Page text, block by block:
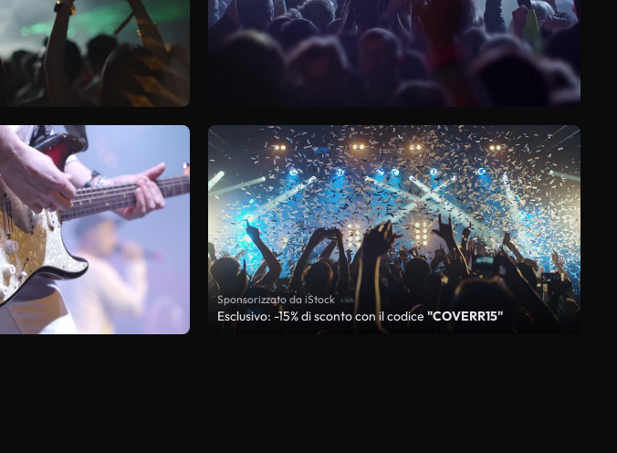
Sponsorizzato da iStock
Esclusivo: -15% di sconto con il codice "COVERR15"